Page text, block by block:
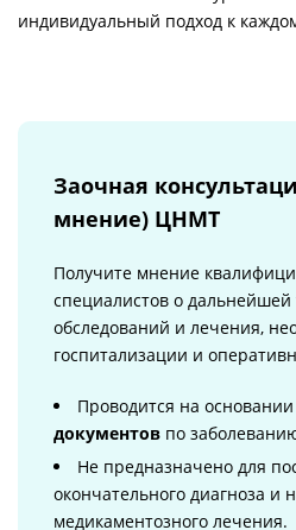
индивидуальный подход к
Заочная
мнение) ЦНМТ
Получите мнение
специалистов о дальнейшей
обследований и лечения,
госпитализации и
Проводится на основании
документов по
Не предназначено для
окончательного диагноза и
медикаментозного лечения.